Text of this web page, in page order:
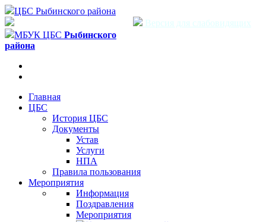
ЦБС Рыбинского района
Версия для слабовидящих
МБУК ЦБС Рыбинского
района
Главная
ЦБС
История ЦБС
Документы
Устав
Услуги
НПА
Правила пользования
Мероприятия
Информация
Поздравления
Мероприятия